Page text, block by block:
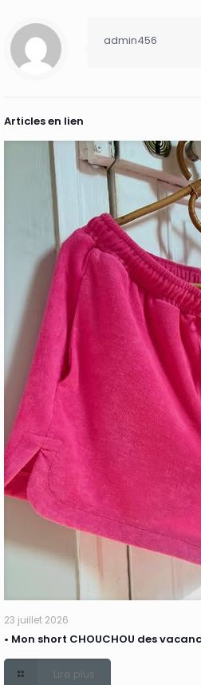
admin456
Articles en lien
23 juillet 2026
• Mon short CHOUCHOU des
Lire plus